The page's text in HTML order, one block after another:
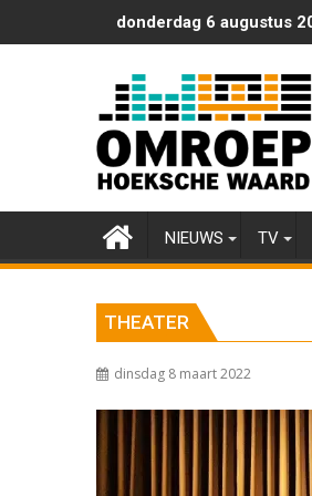
naar
donderdag 6 augustus
NIEUWS TV
THEATER
dinsdag 8 maart 2022